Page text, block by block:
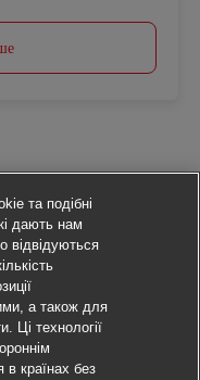
та подібні
дають нам
відвідуються
а також для
Ці технології
країнах без